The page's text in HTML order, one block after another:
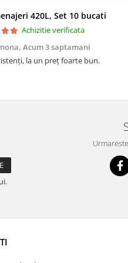
420L, Set 10 bucati
Achizitie verificata
Acum 3 saptamani
la un preț foarte bun.